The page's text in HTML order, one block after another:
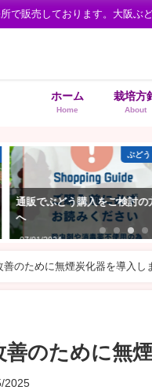
で販売しております。大阪
ホーム
Home
栽培方
About
ぶどう 通販
ぶどう購入をご検討の方
2024
善のために無煙炭化器を導入し
のために無
2025